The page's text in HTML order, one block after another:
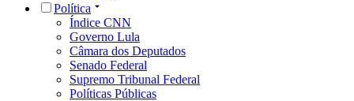
Política
Índice CNN
Governo Lula
Câmara dos Deputados
Senado Federal
Supremo Tribunal Federal
Políticas Públicas